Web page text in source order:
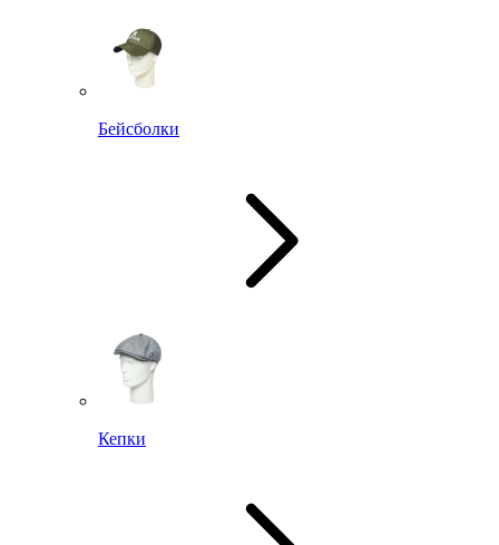
Бейсболки
Кепки